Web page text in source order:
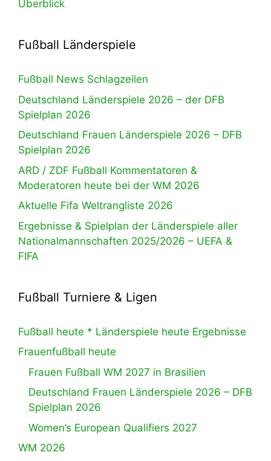
Überblick
Fußball Länderspiele
Fußball News Schlagzeilen
Deutschland Länderspiele 2026 – der DFB
Spielplan 2026
Deutschland Frauen Länderspiele 2026 – DFB
Spielplan 2026
ARD / ZDF Fußball Kommentatoren &
Moderatoren heute bei der WM 2026
Aktuelle Fifa Weltrangliste 2026
Ergebnisse & Spielplan der Länderspiele aller
Nationalmannschaften 2025/2026 – UEFA &
FIFA
Fußball Turniere & Ligen
Fußball heute * Länderspiele heute Ergebnisse
Frauenfußball heute
Frauen Fußball WM 2027 in Brasilien
Deutschland Frauen Länderspiele 2026 – DFB
Spielplan 2026
Women’s European Qualifiers 2027
WM 2026